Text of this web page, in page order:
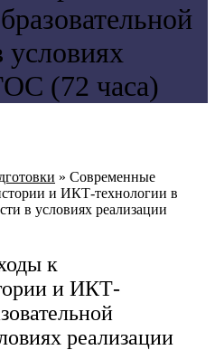
условиях
(72 часа)
» Современные
и ИКТ-технологии в
в условиях реализации
к
и ИКТ-
реализации